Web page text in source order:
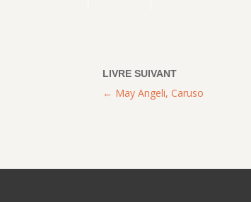
May Angeli, Caruso